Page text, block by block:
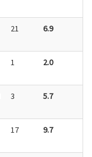
21 6.9
1 2.0
3 5.7
17 9.7